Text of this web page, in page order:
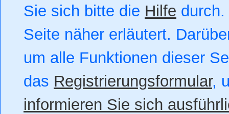
Sie sich bitte die Hilfe
Seite näher erläutert.
um alle Funktionen dieser
das Registrierungsformular,
informieren Sie sich